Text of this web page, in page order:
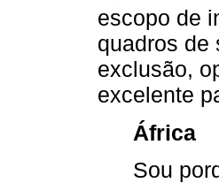
escopo de
quadros de
exclusão,
excelente
África
Sou